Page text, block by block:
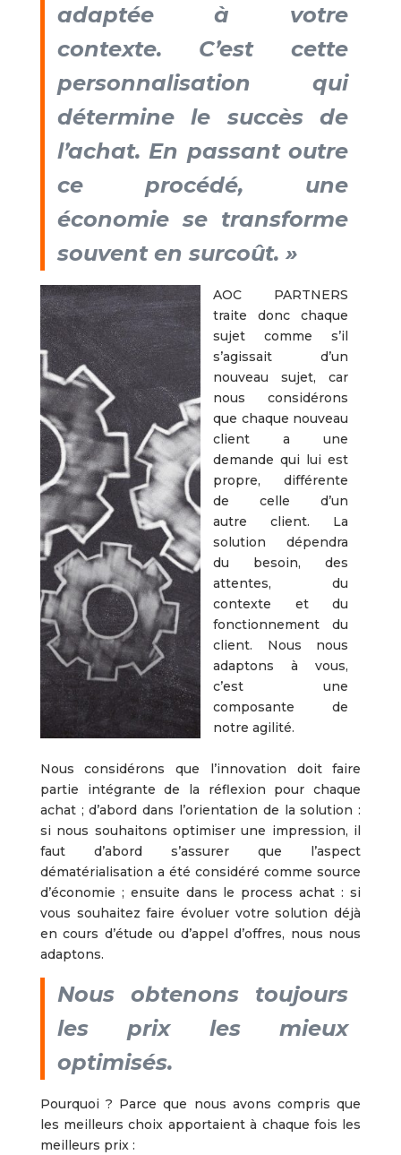
adaptée à votre
contexte. C’est cette
personnalisation qui
détermine le succès de
l’achat. En passant outre
ce procédé, une
économie se transforme
souvent en surcoût. »
AOC PARTNERS
traite donc chaque
sujet comme s’il
s’agissait d’un
nouveau sujet, car
nous considérons
que chaque nouveau
client a une
demande qui lui est
propre, différente
de celle d’un
autre client. La
solution dépendra
du besoin, des
attentes, du
contexte et du
fonctionnement du
client. Nous nous
adaptons à vous,
c’est une
composante de
notre agilité.
Nous considérons que l’innovation doit faire
partie intégrante de la réflexion pour chaque
achat ; d’abord dans l’orientation de la solution :
si nous souhaitons optimiser une impression, il
faut d’abord s’assurer que l’aspect
dématérialisation a été considéré comme source
d’économie ; ensuite dans le process achat : si
vous souhaitez faire évoluer votre solution déjà
en cours d’étude ou d’appel d’offres, nous nous
adaptons.
Nous obtenons toujours
les prix les mieux
optimisés.
Pourquoi ? Parce que nous avons compris que
les meilleurs choix apportaient à chaque fois les
meilleurs prix :